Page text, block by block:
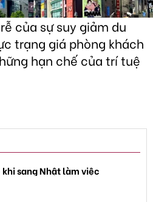
của sự suy giảm du
trạng giá phòng khách
hạn chế của trí tuệ
sang Nhật làm việc